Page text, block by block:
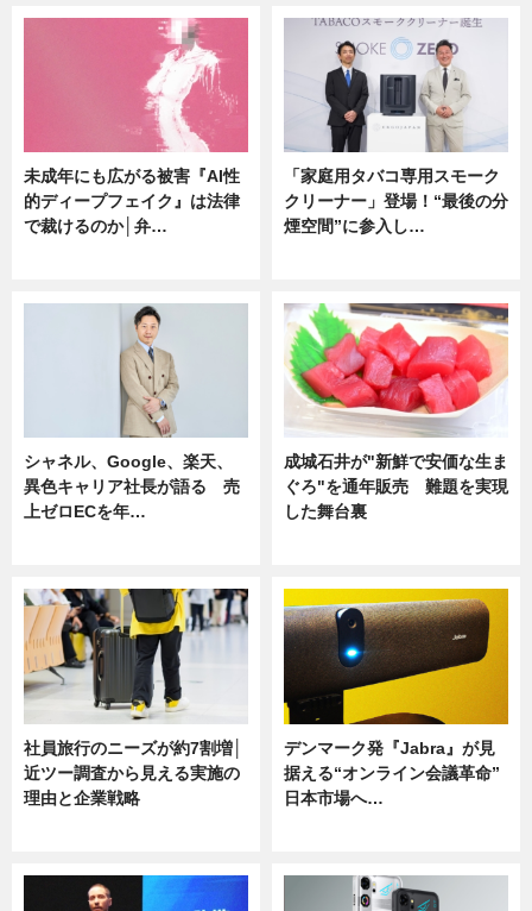
未成年にも広がる被害『AI性
的ディープフェイク』は法律
で裁けるのか│弁…
「家庭用タバコ専用スモーク
クリーナー」登場！“最後の分
煙空間”に参入し…
シャネル、Google、楽天、
異色キャリア社長が語る 売
上ゼロECを年…
成城石井が"新鮮で安価な生ま
ぐろ"を通年販売 難題を実現
した舞台裏
社員旅行のニーズが約7割増│
近ツー調査から見える実施の
理由と企業戦略
デンマーク発『Jabra』が見
据える“オンライン会議革命”
日本市場へ…